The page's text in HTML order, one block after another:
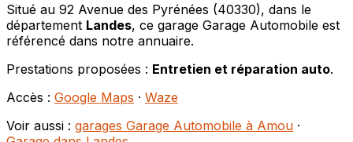
Situé au 92 Avenue des Pyrénées (40330), dans le
département Landes, ce garage Garage Automobile est
référencé dans notre annuaire.
Prestations proposées : Entretien et réparation auto.
Accès : Google Maps · Waze
Voir aussi : garages Garage Automobile à Amou ·